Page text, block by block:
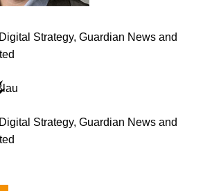
Strategy, Guardian News and
Digital Strategy, Guardian News and